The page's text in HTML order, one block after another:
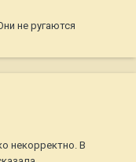
не ругаются
некорректно. В